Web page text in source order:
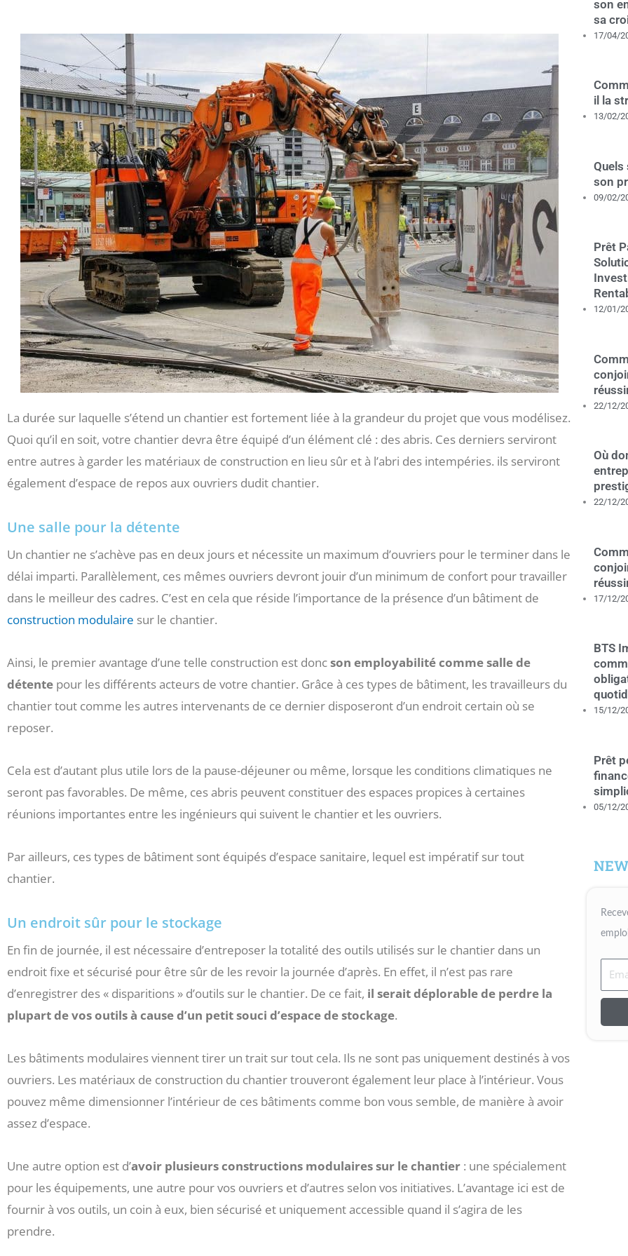
La durée sur laquelle s’étend un chantier est fortement liée à la grandeur du projet que vous modélisez.
Quoi qu’il en soit, votre chantier devra être équipé d’un élément clé : des abris. Ces derniers serviront
entre autres à garder les matériaux de construction en lieu sûr et à l’abri des intempéries. ils serviront
également d’espace de repos aux ouvriers dudit chantier.
Une salle pour la détente
Un chantier ne s’achève pas en deux jours et nécessite un maximum d’ouvriers pour le terminer dans le
délai imparti. Parallèlement, ces mêmes ouvriers devront jouir d’un minimum de confort pour travailler
dans le meilleur des cadres. C’est en cela que réside l’importance de la présence d’un bâtiment de
construction modulaire sur le chantier.
Ainsi, le premier avantage d’une telle construction est doncson employabilité comme salle de
détente pour les différents acteurs de votre chantier. Grâce à ces types de bâtiment, les travailleurs du
chantier tout comme les autres intervenants de ce dernier disposeront d’un endroit certain où se
reposer.
Cela est d’autant plus utile lors de la pause-déjeuner ou même, lorsque les conditions climatiques ne
seront pas favorables. De même, ces abris peuvent constituer des espaces propices à certaines
réunions importantes entre les ingénieurs qui suivent le chantier et les ouvriers.
Par ailleurs, ces types de bâtiment sont équipés d’espace sanitaire, lequel est impératif sur tout
chantier.
Un endroit sûr pour le stockage
En fin de journée, il est nécessaire d’entreposer la totalité des outils utilisés sur le chantier dans un
endroit fixe et sécurisé pour être sûr de les revoir la journée d’après. En effet, il n’est pas rare
d’enregistrer des « disparitions » d’outils sur le chantier. De ce fait, il serait déplorable de perdre la
plupart de vos outils à cause d’un petit souci d’espace de stockage.
Les bâtiments modulaires viennent tirer un trait sur tout cela. Ils ne sont pas uniquement destinés à vos
ouvriers. Les matériaux de construction du chantier trouveront également leur place à l’intérieur. Vous
pouvez même dimensionner l’intérieur de ces bâtiments comme bon vous semble, de manière à avoir
assez d’espace.
Une autre option est d’avoir plusieurs constructions modulaires sur le chantier : une spécialement
pour les équipements, une autre pour vos ouvriers et d’autres selon vos initiatives. L’avantage ici est de
fournir à vos outils, un coin à eux, bien sécurisé et uniquement accessible quand il s’agira de les
prendre.
son
sa
17/04/
il la
13/02/
Quels
son
09/02/
Prêt
12/01/
22/12/
Où
22/12/
17/12/
BTS
15/12/
Prêt
05/12/
Email